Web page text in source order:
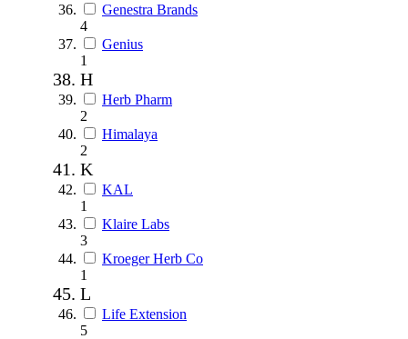
Genestra Brands
4
Genius
1
H
Herb Pharm
2
Himalaya
2
K
KAL
1
Klaire Labs
3
Kroeger Herb Co
1
L
Life Extension
5